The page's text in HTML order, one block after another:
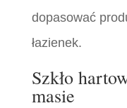
dopasować
łazienek.
Szkło
masie